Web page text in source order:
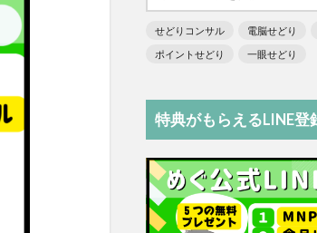
せどりコンサル 電脳せどり
ポイントせどり
一眼せどり
特典がもらえるLINE登